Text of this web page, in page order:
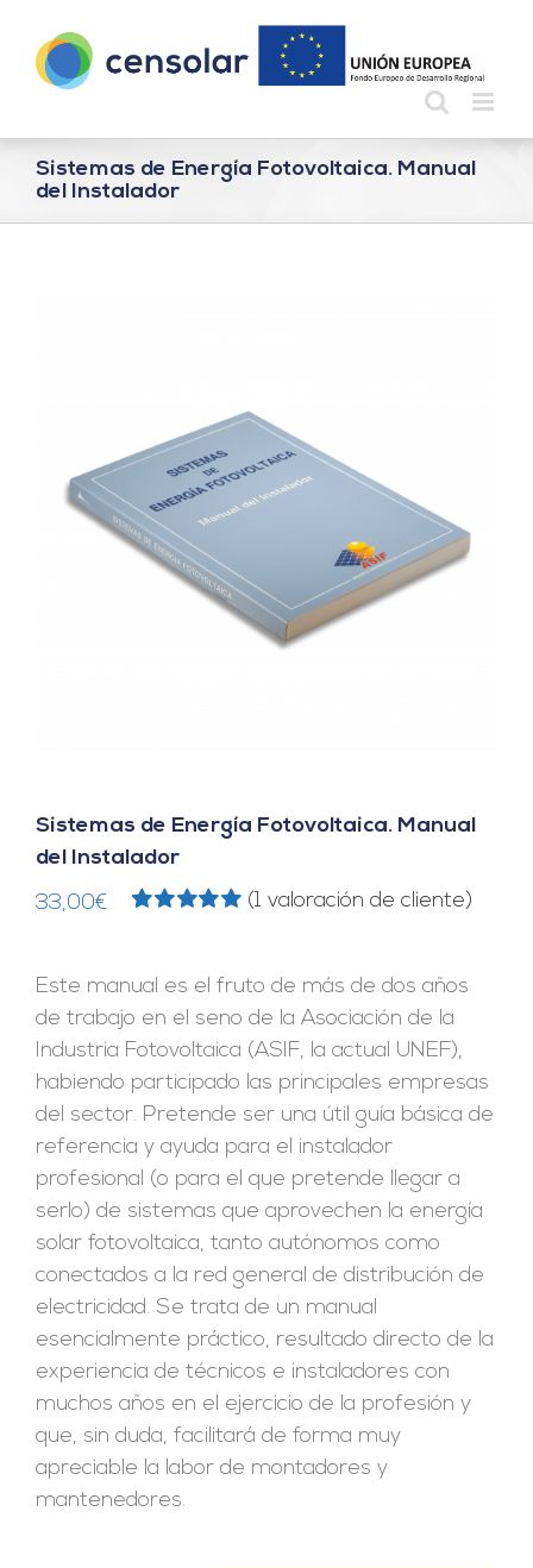
contenido
Sistemas de Energía Fotovoltaica. Manual
del Instalador
Sistemas de Energía Fotovoltaica. Manual
del Instalador
33,00€
en base a
valoración
de un cliente
(1 valoración de cliente)
Este manual es el fruto de más de dos años
de trabajo en el seno de la Asociación de la
Industria Fotovoltaica (ASIF, la actual UNEF),
habiendo participado las principales empresas
del sector. Pretende ser una útil guía básica de
referencia y ayuda para el instalador
profesional (o para el que pretende llegar a
serlo) de sistemas que aprovechen la energía
solar fotovoltaica, tanto autónomos como
conectados a la red general de distribución de
electricidad. Se trata de un manual
esencialmente práctico, resultado directo de la
experiencia de técnicos e instaladores con
muchos años en el ejercicio de la profesión y
que, sin duda, facilitará de forma muy
apreciable la labor de montadores y
mantenedores.